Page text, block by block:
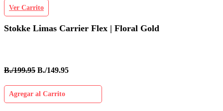
Ver Carrito
Stokke Limas Carrier Flex | Floral Gold
B./199.95 B./149.95
Agregar al Carrito